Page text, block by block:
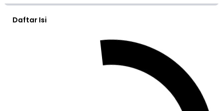
Daftar Isi